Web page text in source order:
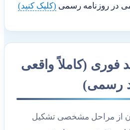
در روزنامه رسمی (کلیک کنید)
فوری (کاملاً واقعی
رسمی)
از مراحل مشخصی تشکیل